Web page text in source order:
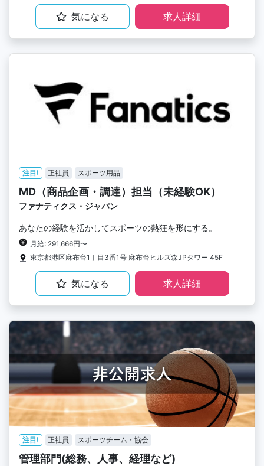
気になる 求人詳細
注目! 正社員 スポーツ用品
MD（商品企画・調達）担当（未経験OK）
ファナティクス・ジャパン
あなたの経験を活かしてスポーツの熱狂を形にする。
月給: 291,666円〜
東京都港区麻布台1丁目3番1号 麻布台ヒルズ森JPタワー 45F
気になる 求人詳細
注目! 正社員 スポーツチーム・協会
管理部門(総務、人事、経理など)